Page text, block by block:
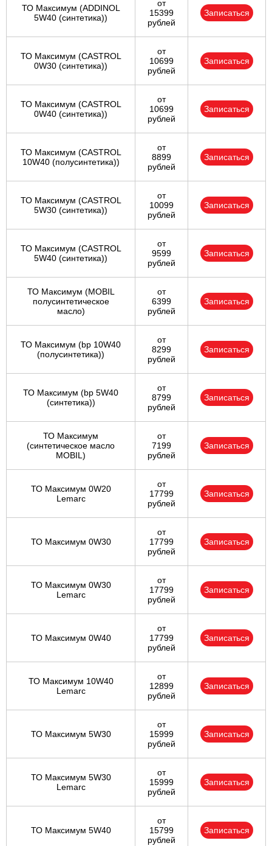
ТО Максимум (ADDINOL
5W40 (синтетика))
от
15399
рублей
Записаться
ТО Максимум (CASTROL
0W30 (синтетика))
от
10699
рублей
Записаться
ТО Максимум (CASTROL
0W40 (синтетика))
от
10699
рублей
Записаться
ТО Максимум (CASTROL
10W40 (полусинтетика))
от
8899
рублей
Записаться
ТО Максимум (CASTROL
5W30 (синтетика))
от
10099
рублей
Записаться
ТО Максимум (CASTROL
5W40 (синтетика))
от
9599
рублей
Записаться
ТО Максимум (MOBIL
полуcинтетическое
масло)
от
6399
рублей
Записаться
ТО Максимум (bp 10W40
(полусинтетика))
от
8299
рублей
Записаться
ТО Максимум (bp 5W40
(синтетика))
от
8799
рублей
Записаться
ТО Максимум
(cинтетическое масло
MOBIL)
от
7199
рублей
Записаться
ТО Максимум 0W20
Lemarc
от
17799
рублей
Записаться
ТО Максимум 0W30
от
17799
рублей
Записаться
ТО Максимум 0W30
Lemarc
от
17799
рублей
Записаться
ТО Максимум 0W40
от
17799
рублей
Записаться
ТО Максимум 10W40
Lemarc
от
12899
рублей
Записаться
ТО Максимум 5W30
от
15999
рублей
Записаться
ТО Максимум 5W30
Lemarc
от
15999
рублей
Записаться
ТО Максимум 5W40
от
15799
рублей
Записаться